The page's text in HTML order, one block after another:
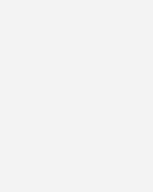
regional